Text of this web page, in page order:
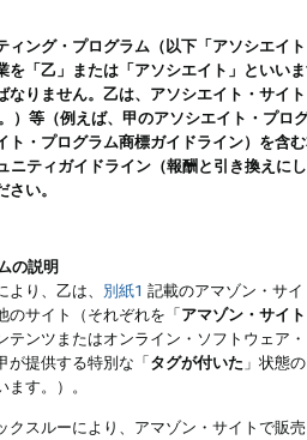
ィング・プログラム（以下「アソシエイ
を「乙」または「アソシエイト」とい
なりません。乙は、アソシエイト・サイ
）等（例えば、甲のアソシエイト・プ
ト・プログラム商標ガイドライン）を
ティガイドライン（報酬と引き換えに
い。
の説明
り、乙は、 別紙1 記載のアマゾン・サ
のサイト（それぞれを「アマゾン・サイト
テンツまたはオンライン・ソフトウェア
が提供する特別な「タグが付いた 」状態
ます。）。
クスルーにより、アマゾン・サイトで販